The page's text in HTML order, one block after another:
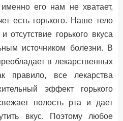
его нам не хватает,
есть горького. Наше тело
отсутствие горького вкуса
источником болезни. В
в лекарственных
правило, все лекарства
эффект горького
полость рта и дает
вкус. Поэтому любое